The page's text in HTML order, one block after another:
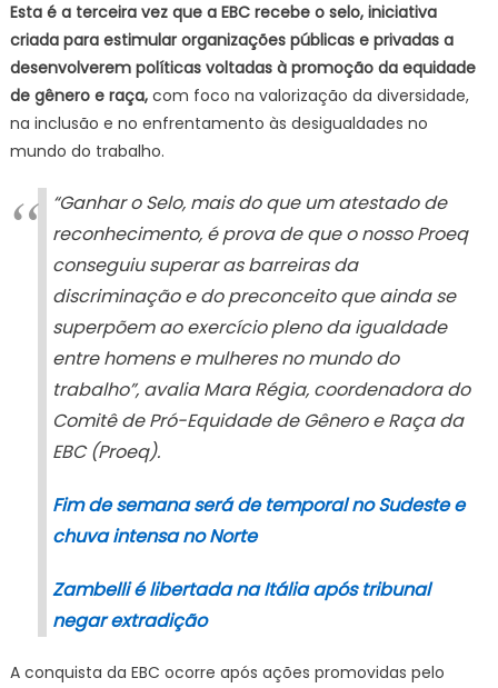
Esta é a terceira vez que a EBC recebe o selo, iniciativa
criada para estimular organizações públicas e privadas a
desenvolverem políticas voltadas à promoção da equidade
de gênero e raça,com foco na valorização da diversidade,
na inclusão e no enfrentamento às desigualdades no
mundo do trabalho.
“Ganhar o Selo, mais do que um atestado de
reconhecimento, é prova de que o nosso Proeq
conseguiu superar as barreiras da
discriminação e do preconceito que ainda se
superpõem ao exercício pleno da igualdade
entre homens e mulheres no mundo do
trabalho”, avalia Mara Régia, coordenadora do
Comitê de Pró-Equidade de Gênero e Raça da
EBC (Proeq).
Fim de semana será de temporal no Sudeste e
chuva intensa no Norte
Zambelli é libertada na Itália após tribunal
negar extradição
A conquista da EBC ocorre após ações promovidas pelo